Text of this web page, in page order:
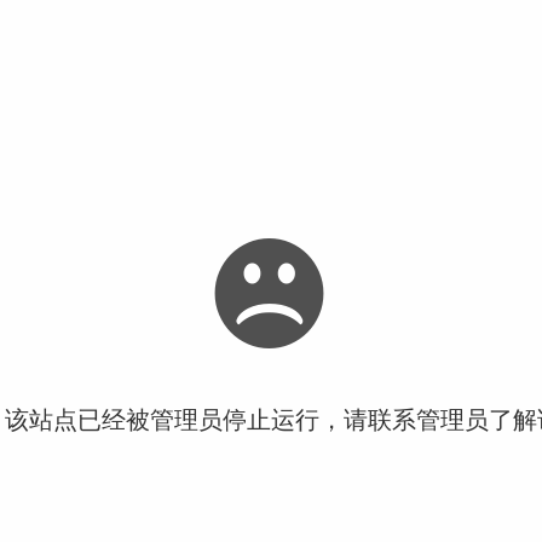
站点已经被管理员停止运行，请联系管理员了